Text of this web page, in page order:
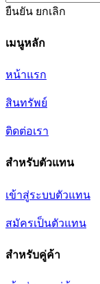
ยืนยัน ยกเลิก
เมนูหลัก
หน้าแรก
สินทรัพย์
ติดต่อเรา
สำหรับตัวแทน
เข้าสู่ระบบตัวแทน
สมัครเป็นตัวแทน
สำหรับคู่ค้า